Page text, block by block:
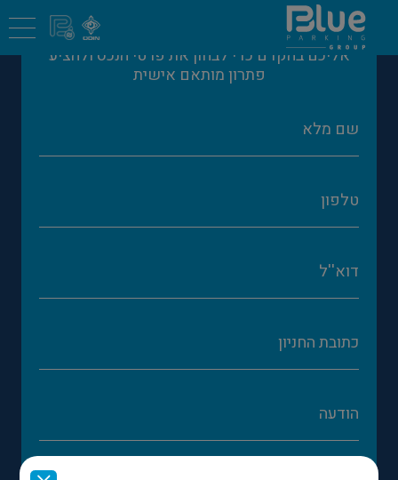
השאירו כאן את פרטיכם והמומחים שלנו יחזרו
אליכם בהקדם כדי לבחון את פרטי הנכס ולהציע
פתרון מותאם אישית